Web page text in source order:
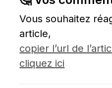
Vous souhaitez
article,
copier l’url de
cliquez ici